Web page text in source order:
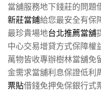
當舖服務地下錢莊的問題
新莊當鋪給您最安全有保
最珍貴場地台北推薦當舖
中心交易增貸方式保障權
萬物皆收專辦樹林當舖免
金需求當舖利息保證低利
票貼借錢免押免保銀行式